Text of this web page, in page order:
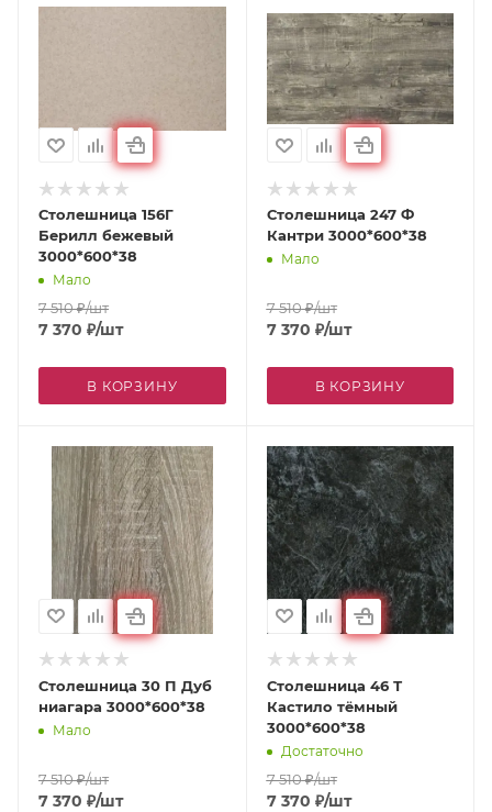
Столешница 156Г
Берилл бежевый
3000*600*38
Мало
7 510₽/шт
7 370 ₽/шт
В КОРЗИНУ
Столешница 247 Ф
Кантри 3000*600*38
Мало
7 510₽/шт
7 370 ₽/шт
В КОРЗИНУ
Столешница 30 П Дуб
ниагара 3000*600*38
Мало
7 510₽/шт
7 370 ₽/шт
Столешница 46 Т
Кастило тёмный
3000*600*38
Достаточно
7 510₽/шт
7 370 ₽/шт